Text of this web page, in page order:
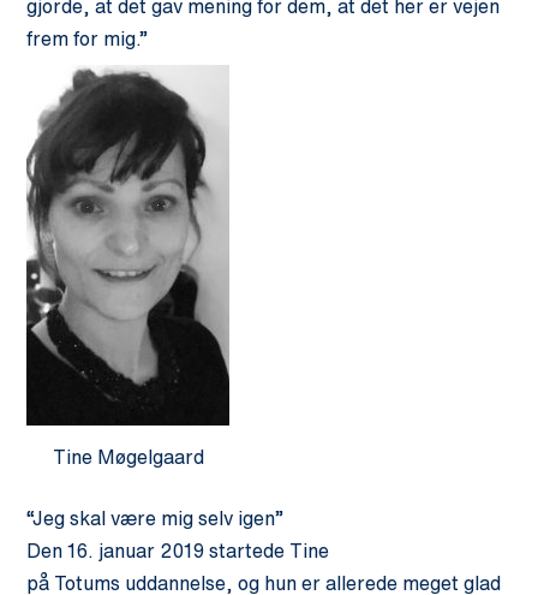
gjorde, at det gav mening for dem, at det her er vejen
frem for mig.”
Tine Møgelgaard
“Jeg skal være mig selv igen”
Den 16. januar 2019 startede Tine
på Totums uddannelse, og hun er allerede meget glad